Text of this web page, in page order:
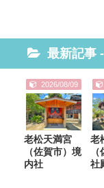
最新記事 -
2026/08/09
老松天満宮
（佐賀市）境
内社
老
社